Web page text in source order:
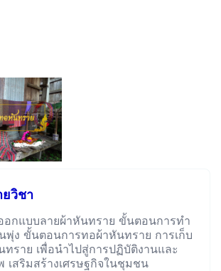
ยวิชา
อกแบบลายผ้าหันทราย ขั้นตอนการทำ
พุ่ง ขั้นตอนการทอผ้าหันทราย การเก็บ
ราย เพื่อนำไปสู่การปฏิบัติงานและ
เสริมสร้างเศรษฐกิจในชุมชน